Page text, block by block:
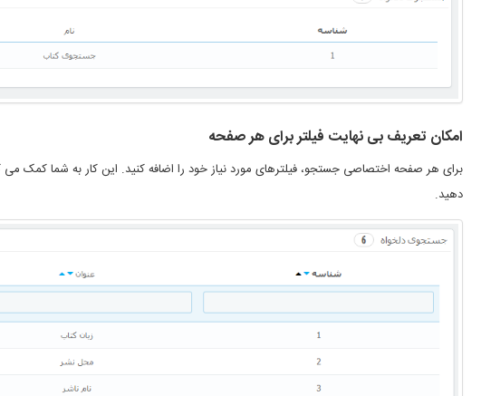
امکان تعریف بی نهایت فیلتر برای هر صفحه
برای هر صفحه اختصاصی جستجو، فیلترهای مورد نیاز خود را اضافه کنید. این کار به شما کمک
دهید.